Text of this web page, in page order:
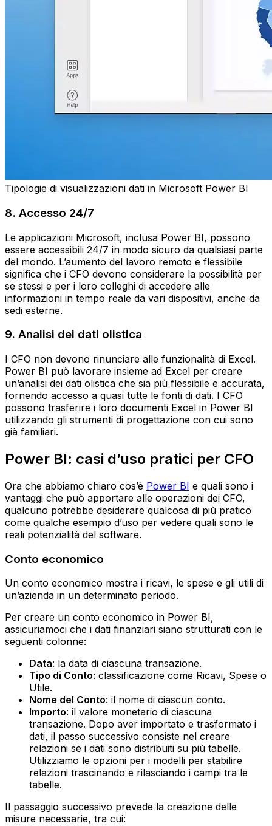
Tipologie di visualizzazioni dati in Microsoft Power BI
8. Accesso 24/7
Le applicazioni Microsoft, inclusa Power BI, possono
essere accessibili 24/7 in modo sicuro da qualsiasi parte
del mondo. L’aumento del lavoro remoto e flessibile
significa che i CFO devono considerare la possibilità per
se stessi e per i loro colleghi di accedere alle
informazioni in tempo reale da vari dispositivi, anche da
sedi esterne.
9. Analisi dei dati olistica
I CFO non devono rinunciare alle funzionalità di Excel.
Power BI può lavorare insieme ad Excel per creare
un’analisi dei dati olistica che sia più flessibile e accurata,
fornendo accesso a quasi tutte le fonti di dati. I CFO
possono trasferire i loro documenti Excel in Power BI
utilizzando gli strumenti di progettazione con cui sono
già familiari.
Power BI: casi d’uso pratici per CFO
Ora che abbiamo chiaro cos’è Power BI e quali sono i
vantaggi che può apportare alle operazioni dei CFO,
qualcuno potrebbe desiderare qualcosa di più pratico
come qualche esempio d’uso per vedere quali sono le
reali potenzialità del software.
Conto economico
Un conto economico mostra i ricavi, le spese e gli utili di
un’azienda in un determinato periodo.
Per creare un conto economico in Power BI,
assicuriamoci che i dati finanziari siano strutturati con le
seguenti colonne:
Data: la data di ciascuna transazione.
Tipo di Conto: classificazione come Ricavi, Spese o
Utile.
Nome del Conto: il nome di ciascun conto.
Importo: il valore monetario di ciascuna
transazione.‍ Dopo aver importato e trasformato i
dati, il passo successivo consiste nel creare
relazioni se i dati sono distribuiti su più tabelle.
Utilizziamo le opzioni per i modelli per stabilire
relazioni trascinando e rilasciando i campi tra le
tabelle.
Il passaggio successivo prevede la creazione delle
misure necessarie, tra cui: